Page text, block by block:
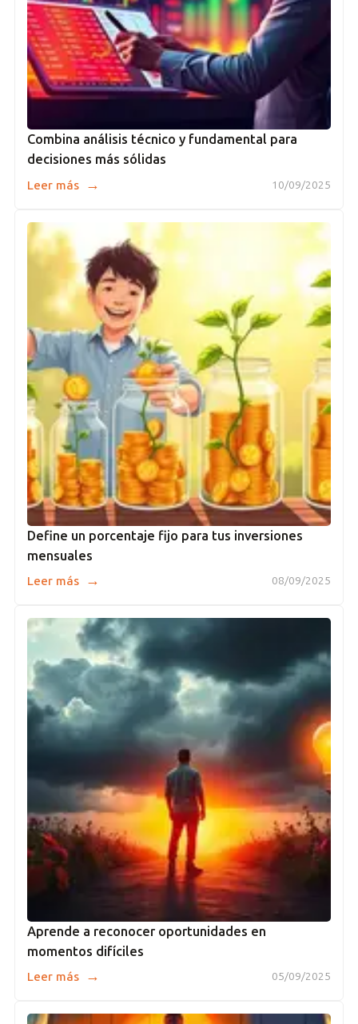
Combina análisis técnico y fundamental para
decisiones más sólidas
10/09/2025
Leer más →
Define un porcentaje fijo para tus inversiones
mensuales
08/09/2025
Leer más →
Aprende a reconocer oportunidades en
momentos difíciles
05/09/2025
Leer más →